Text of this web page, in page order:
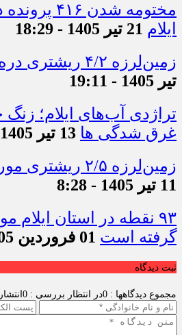
مختومه
ایلام 21 تیر 1405 - 18:29
زمین‌لرزه ۴/۲ ریشتری دره شهر را لرزاند
تیر 1405 - 19:11
تراژدی آب‌های ایلام؛
غرق شدگی ها 13 تیر 1405 - 23:00
زمین‌لرزه ۲/۵ ریشتری مورموری را لرزاند
11 تیر 1405 - 8:28
۹۳ نقطه در استان ایلام
گرفته است 01 فروردین 1405 - 21:30
ثبت دیدگاه
مجموع دیدگاهها : 0 در انتظار بررسی : 0